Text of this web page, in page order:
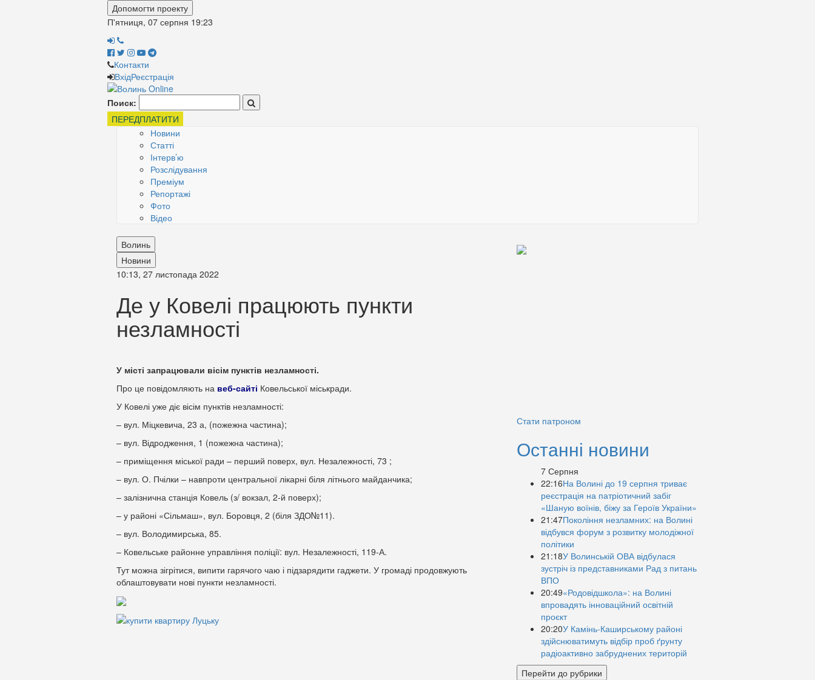
Допомогти проекту
П'ятниця, 07 серпня 19:23
Контакти
ВхідРеєстрація
Поиск:
ПЕРЕДПЛАТИТИ
Новини
Статті
Інтерв’ю
Розслідування
Преміум
Репортажі
Фото
Відео
Волинь
Новини
10:13, 27 листопада 2022
Де у Ковелі працюють пункти
незламності
У місті запрацювали вісім пунктів незламності.
Про це повідомляють на веб-сайті Ковельської міськради.
У Ковелі уже діє вісім пунктів незламності:
– вул. Міцкевича, 23 а, (пожежна частина);
– вул. Відродження, 1 (пожежна частина);
– приміщення міської ради – перший поверх, вул. Незалежності, 73 ;
– вул. О. Пчілки – навпроти центральної лікарні біля літнього майданчика;
– залізнична станція Ковель (з/ вокзал, 2-й поверх);
– у районі «Сільмаш», вул. Боровця, 2 (біля ЗДО№11).
– вул. Володимирська, 85.
– Ковельське районне управління поліції: вул. Незалежності, 119-А.
Тут можна зігрітися, випити гарячого чаю і підзарядити гаджети. У громаді продовжують
облаштовувати нові пункти незламності.
Стати патроном
Останні новини
7 Серпня
22:16На Волині до 19 серпня триває
реєстрація на патріотичний забіг
«Шаную воїнів, біжу за Героїв України»
21:47Покоління незламних: на Волині
відбувся форум з розвитку молодіжної
політики
21:18У Волинській ОВА відбулася
зустріч із представниками Рад з питань
ВПО
20:49«Родовідшкола»: на Волині
впровадять інноваційний освітній
проєкт
20:20У Камінь-Каширському районі
здійснюватимуть відбір проб ґрунту
радіоактивно забруднених територій
Перейти до рубрики